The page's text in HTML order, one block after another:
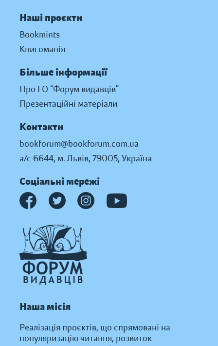
Наші проєкти
Bookmints
Книгоманія
Більше інформації
Про ГО “Форум видавців”
Презентаційні матеріали
Контакти
bookforum@bookforum.com.ua
а/с 6644, м. Львів, 79005, Україна
Соціальні мережі
Наша місія
Реалізація проєктів, що спрямовані на
популяризацію читання, розвиток